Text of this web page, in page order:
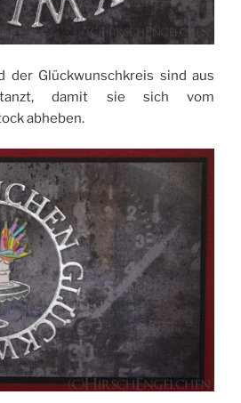
der Glückwunschkreis sind aus
damit sie sich vom
abheben.